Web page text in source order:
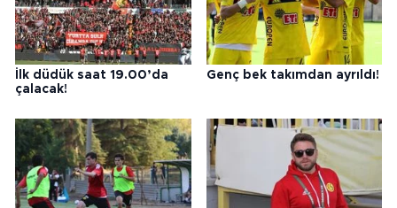
İlk düdük saat 19.00’da
çalacak!
Genç bek takımdan ayrıldı!